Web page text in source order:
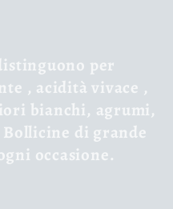
per
, acidità vivace ,
bianchi, agrumi,
di grande
occasione.